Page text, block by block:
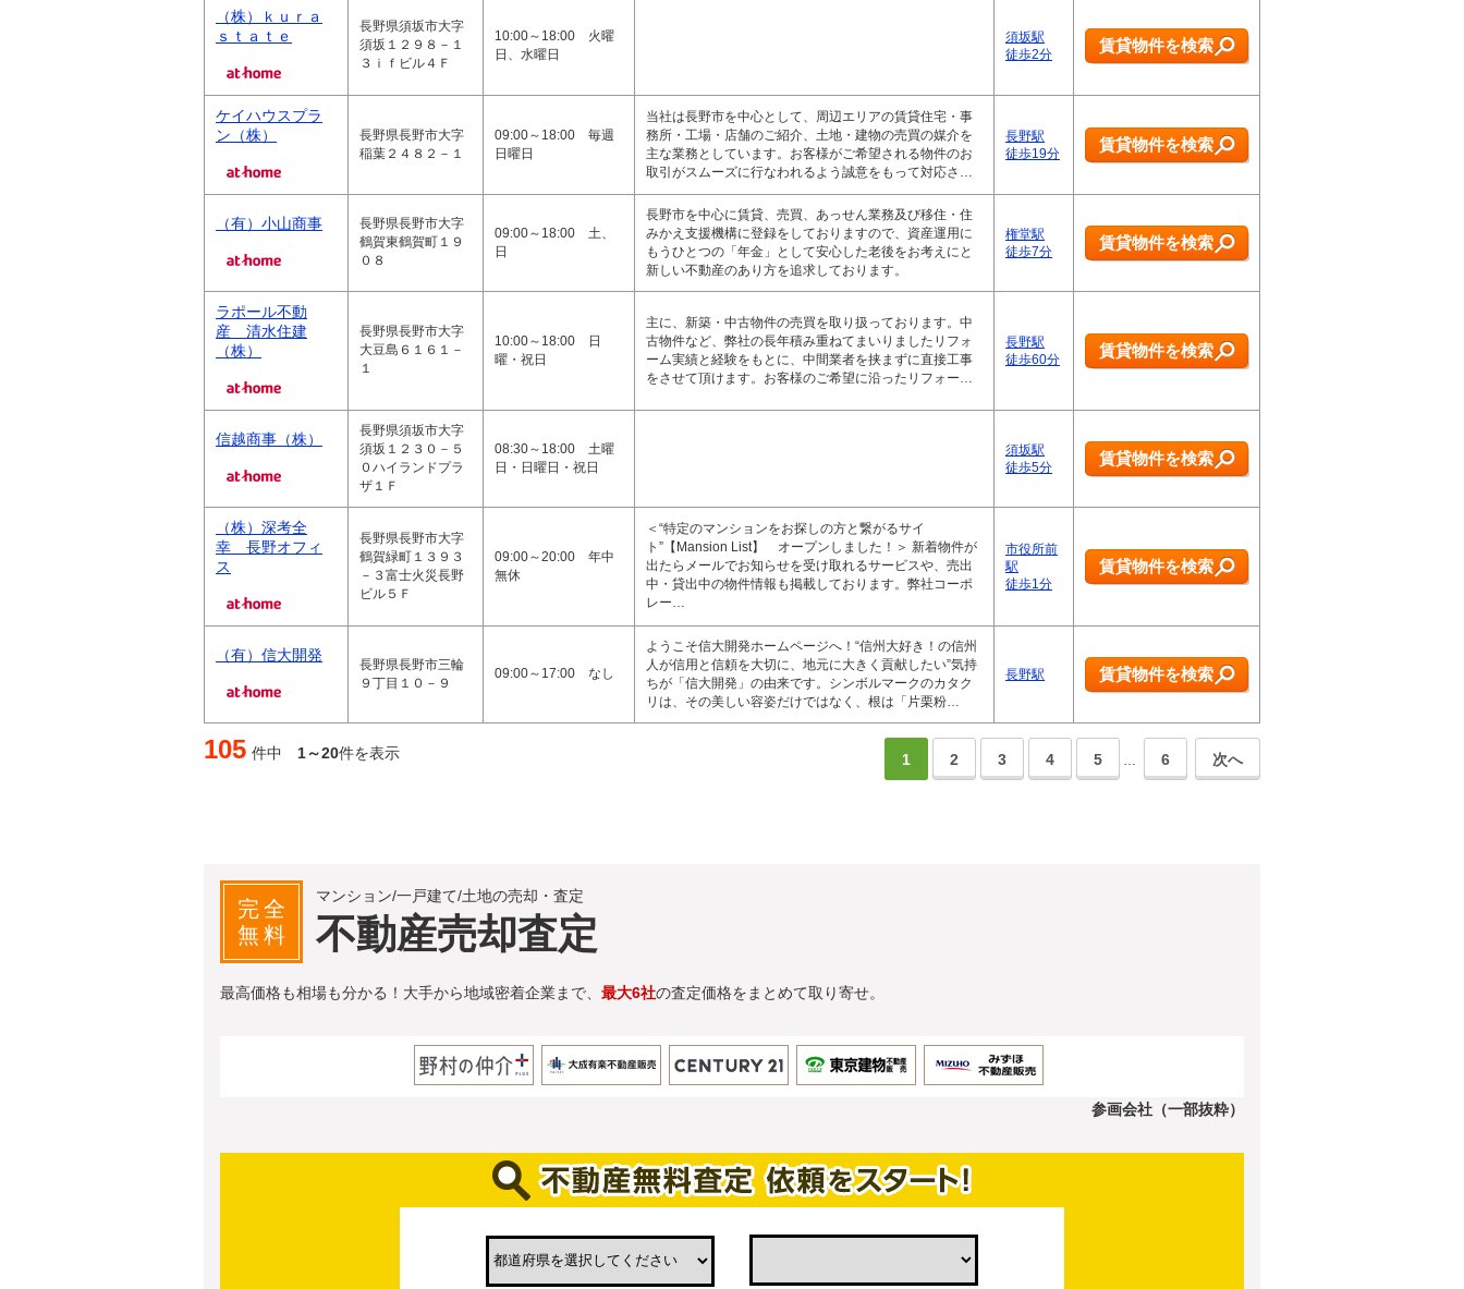
（株）ｋｕｒａ
ｓｔａｔｅ
長野県須坂市大字
須坂１２９８－１
３ｉｆビル４Ｆ
10:00～18:00 火曜
日、水曜日
須坂駅
徒歩2分
賃貸物件を検索
ケイハウスプラ
ン（株）
長野県長野市大字
稲葉２４８２－１
09:00～18:00 毎週
日曜日
当社は長野市を中心として、周辺エリアの賃貸住宅・事
務所・工場・店舗のご紹介、土地・建物の売買の媒介を
主な業務としています。お客様がご希望される物件のお
取引がスムーズに行なわれるよう誠意をもって対応さ…
長野駅
徒歩19分
賃貸物件を検索
（有）小山商事
長野県長野市大字
鶴賀東鶴賀町１９
０８
09:00～18:00 土、
日
長野市を中心に賃貸、売買、あっせん業務及び移住・住
みかえ支援機構に登録をしておりますので、資産運用に
もうひとつの「年金」として安心した老後をお考えにと
新しい不動産のあり方を追求しております。
権堂駅
徒歩7分
賃貸物件を検索
ラポール不動
産 清水住建
（株）
長野県長野市大字
大豆島６１６１－
１
10:00～18:00 日
曜・祝日
主に、新築・中古物件の売買を取り扱っております。中
古物件など、弊社の長年積み重ねてまいりましたリフォ
ーム実績と経験をもとに、中間業者を挟まずに直接工事
をさせて頂けます。お客様のご希望に沿ったリフォー…
長野駅
徒歩60分
賃貸物件を検索
信越商事（株）
長野県須坂市大字
須坂１２３０－５
０ハイランドプラ
ザ１Ｆ
08:30～18:00 土曜
日・日曜日・祝日
須坂駅
徒歩5分
賃貸物件を検索
（株）深考全
幸 長野オフィ
ス
長野県長野市大字
鶴賀緑町１３９３
－３富士火災長野
ビル５Ｆ
09:00～20:00 年中
無休
＜“特定のマンションをお探しの方と繋がるサイ
ト”【Mansion List】 オープンしました！＞ 新着物件が
出たらメールでお知らせを受け取れるサービスや、売出
中・貸出中の物件情報も掲載しております。弊社コーポ
レー…
市役所前
駅
徒歩1分
賃貸物件を検索
（有）信大開発
長野県長野市三輪
９丁目１０－９
09:00～17:00 なし
ようこそ信大開発ホームページへ！“信州大好き！の信州
人が信用と信頼を大切に、地元に大きく貢献したい”気持
ちが「信大開発」の由来です。シンボルマークのカタク
リは、その美しい容姿だけではなく、根は「片栗粉…
長野駅 賃貸物件を検索
105 件中 1～20件を表示 1 2 3 4 5 … 6 次へ
完全
無料
マンション/一戸建て/土地の売却・査定
不動産売却査定
最高価格も相場も分かる！大手から地域密着企業まで、 最大6社の査定価格をまとめて取り寄せ。
参画会社（一部抜粋）